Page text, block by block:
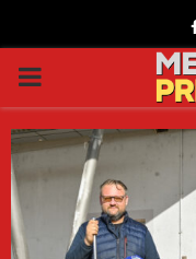
PRIMARY
MENU